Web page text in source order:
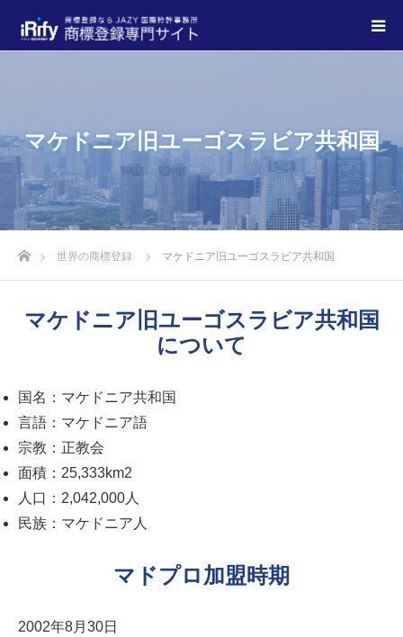
マケドニア旧ユーゴスラビア共和国
世界の商標登録 マケドニア旧ユーゴスラビア共和国
マケドニア旧ユーゴスラビア共和国
について
国名：マケドニア共和国
言語：マケドニア語
宗教：正教会
面積：25,333km2
人口：2,042,000人
民族：マケドニア人
マドプロ加盟時期
2002年8月30日